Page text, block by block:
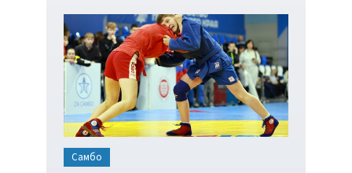
Самбо